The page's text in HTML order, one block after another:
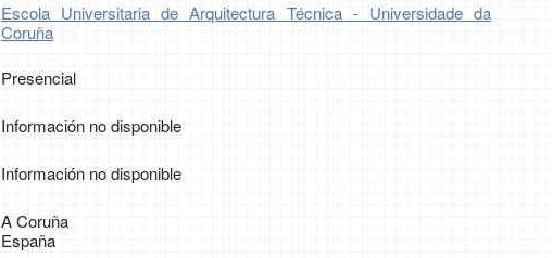
Escola Universitaria de Arquitectura Técnica - Universidade da
Coruña
Presencial
Información no disponible
Información no disponible
A Coruña
España